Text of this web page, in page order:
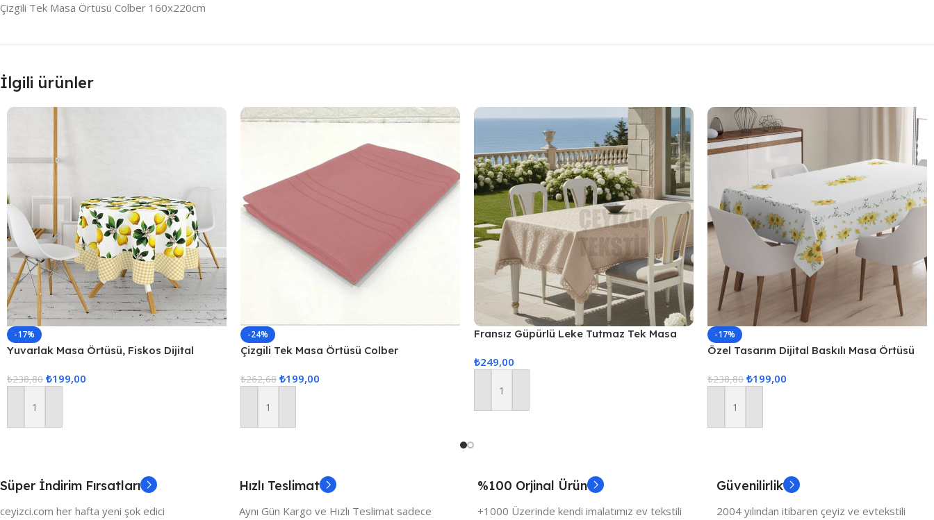
Çizgili Tek Masa Örtüsü Colber 160x220cm
İlgili ürünler
-17%
Yuvarlak Masa Örtüsü, Fiskos Dijital
₺238,80 ₺199,00
Sepete Ekle
-24%
Çizgili Tek Masa Örtüsü Colber
₺262,68 ₺199,00
Sepete Ekle
Fransız Güpürlü Leke Tutmaz Tek Masa
₺249,00
Sepete Ekle
-17%
Özel Tasarım Dijital Baskılı Masa Örtüsü
₺238,80 ₺199,00
Sepete Ekle
Süper İndirim Fırsatları
ceyizci.com her hafta yeni şok edici
Hızlı Teslimat
Aynı Gün Kargo ve Hızlı Teslimat sadece
%100 Orjinal Ürün
+1000 Üzerinde kendi imalatımız ev tekstili
Güvenilirlik
2004 yılından itibaren çeyiz ve evtekstili